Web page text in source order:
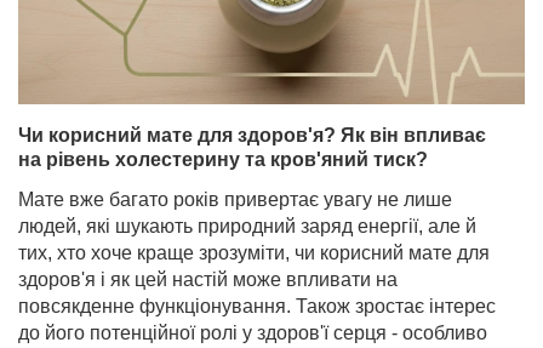
Чи корисний мате для здоров'я? Як він впливає
на рівень холестерину та кров'яний тиск?
Мате вже багато років привертає увагу не лише
людей, які шукають природний заряд енергії, але й
тих, хто хоче краще зрозуміти, чи корисний мате для
здоров'я і як цей настій може впливати на
повсякденне функціонування. Також зростає інтерес
до його потенційної ролі у здоров'ї серця - особливо